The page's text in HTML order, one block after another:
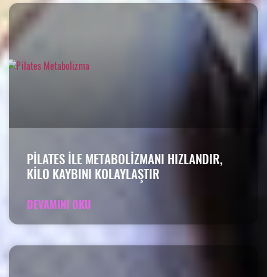
PILATES ILE METABOLIZMANI HIZLANDIR,
KILO KAYBINI KOLAYLAŞTIR
DEVAMINI OKU